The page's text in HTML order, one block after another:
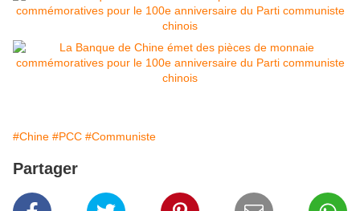
#Chine #PCC #Communiste
Partager